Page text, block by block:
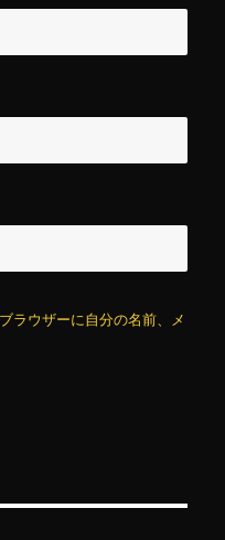
ラウザーに自分の名前、メ